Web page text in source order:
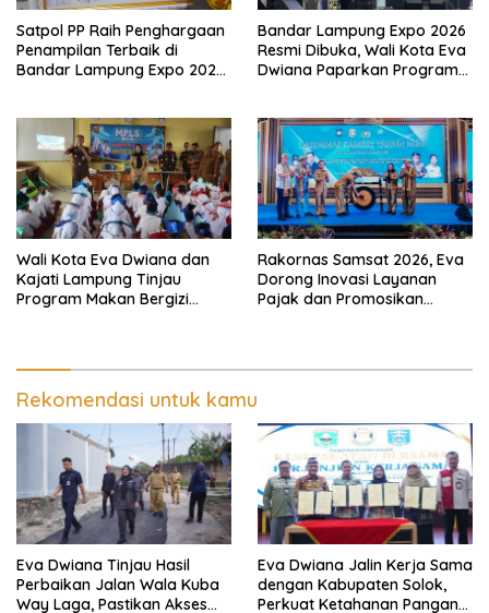
Satpol PP Raih Penghargaan
Penampilan Terbaik di
Bandar Lampung Expo 2026,
Masyarakat
Bandar Lampung Expo 2026
Resmi Dibuka, Wali Kota Eva
Dwiana Paparkan Program
Lampung
Wali Kota Eva Dwiana dan
Kajati Lampung Tinjau
Program Makan Bergizi
Rakornas Samsat 2026, Eva
Dorong Inovasi Layanan
Pajak dan Promosikan
Rekomendasi untuk kamu
Eva Dwiana Tinjau Hasil
Perbaikan Jalan Wala Kuba
Way Laga, Pastikan Akses
Eva Dwiana Jalin Kerja Sama
dengan Kabupaten Solok,
Perkuat Ketahanan Pangan